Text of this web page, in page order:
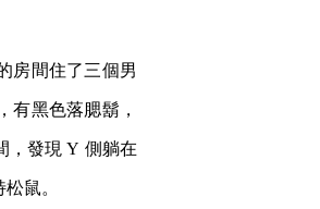
房間住了三個男
有黑色落腮鬍，
，發現 Y 側躺在
鼠。